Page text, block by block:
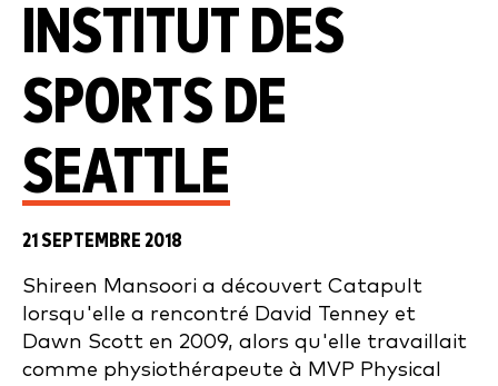
INSTITUT DES
SPORTS DE
SEATTLE
21 SEPTEMBRE 2018
Shireen Mansoori a découvert Catapult
lorsqu'elle a rencontré David Tenney et
Dawn Scott en 2009, alors qu'elle travaillait
comme physiothérapeute à MVP Physical